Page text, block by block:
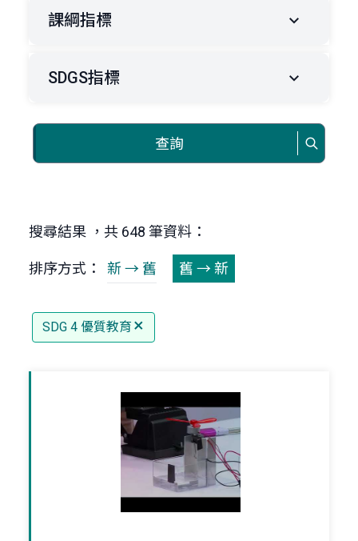
課綱指標
SDGS指標
查詢
搜尋結果 ，共 648 筆資料：
排序方式： 新 → 舊 舊 → 新
SDG 4 優質教育